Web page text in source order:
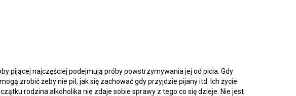
pijącej najczęściej podejmują próby powstrzymywania jej od picia. Gdy
zrobić żeby nie pił, jak się zachować gdy przyjdzie pijany itd. Ich życie
rodzina alkoholika nie zdaje sobie sprawy z tego co się dzieje. Nie jest